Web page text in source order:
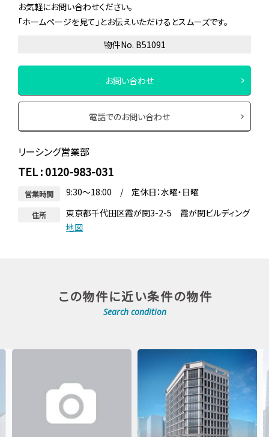
お気軽にお問い合わせください。
「ホームページを見て」とお伝えいただけるとスムーズです。
物件No. B51091
お問い合わせ
電話でのお問い合わせ
リーシング営業部
TEL : 0120-983-031
営業時間 9:30～18:00 / 定休日：水曜・日曜
住所
東京都千代田区霞が関3-2-5 霞が関ビルディング
地図
この物件に近い条件の物件
Search condition